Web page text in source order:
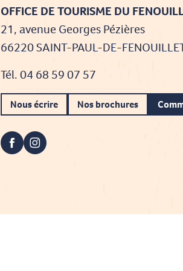
OFFICE DE TOURISME DU
21, avenue Georges Pézières
66220 SAINT-PAUL-DE-
Tél. 04 68 59 07 57
Nous écrire Nos brochures